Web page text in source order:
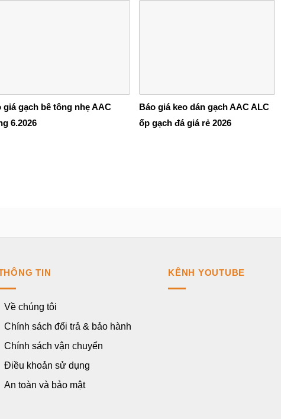
giá gạch bê tông nhẹ AAC
6.2026
Báo giá keo dán gạch AAC ALC
ốp gạch đá giá rẻ 2026
TIN
Về chúng tôi
Chính sách đổi trả & bảo hành
Chính sách vận chuyển
Điều khoản sử dụng
An toàn và bảo mật
KÊNH YOUTUBE